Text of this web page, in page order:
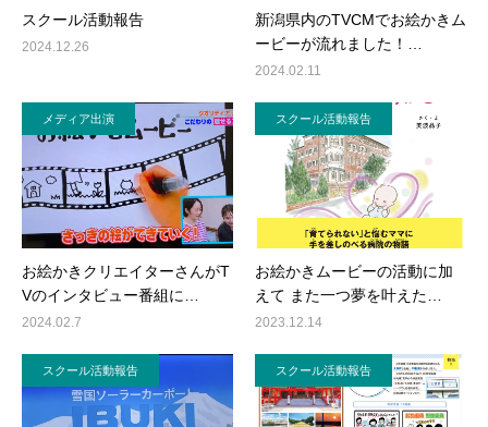
スクール活動報告
2024.12.26
新潟県内のTVCMでお絵かきム
ービーが流れました！…
2024.02.11
メディア出演
お絵かきクリエイターさんがT
Vのインタビュー番組に…
2024.02.7
スクール活動報告
お絵かきムービーの活動に加
えて また一つ夢を叶えた…
2023.12.14
スクール活動報告 スクール活動報告